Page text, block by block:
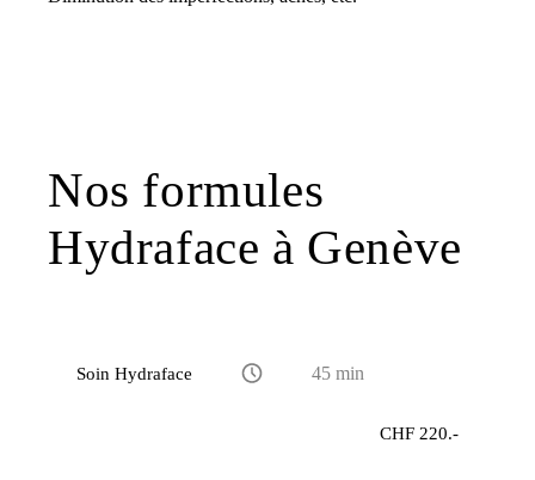
Nos formules
Hydraface à Genève
Soin Hydraface 45 min
CHF 220.-